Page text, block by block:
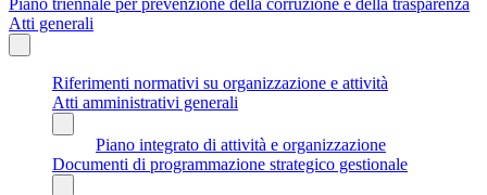
Atti generali
Riferimenti normativi su organizzazione e attività
Atti amministrativi generali
Piano integrato di attività e organizzazione
Documenti di programmazione strategico gestionale